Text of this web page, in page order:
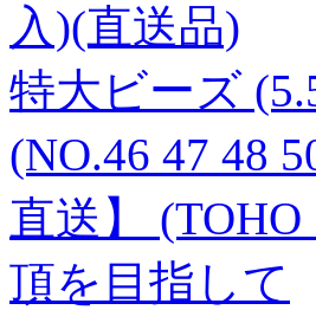
入)(直送品)
特大ビーズ
(NO.46 47 48
直送】
頂を目指して